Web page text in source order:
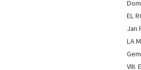
EL
Jan
LA
VIII.